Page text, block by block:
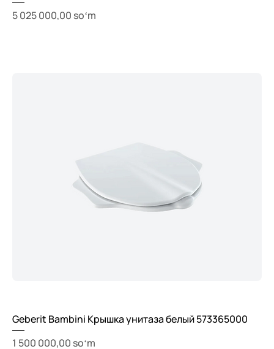
Price
5 025 000,00 soʻm
Geberit Bambini Крышка унитаза белый 573365000
Price
1 500 000,00 soʻm